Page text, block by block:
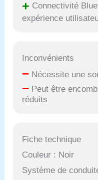
+ Connectivité
expérience
Inconvénients
– Nécessite une
– Peut être
réduits
Fiche technique
Couleur : Noir
Système de